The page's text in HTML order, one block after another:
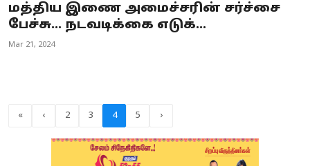
மத்திய இணை அமைச்சரின் சர்ச்சை
பேச்சு... நடவடிக்கை எடுக்...
Mar 21, 2024
« ‹ 2 3 4 5 ›